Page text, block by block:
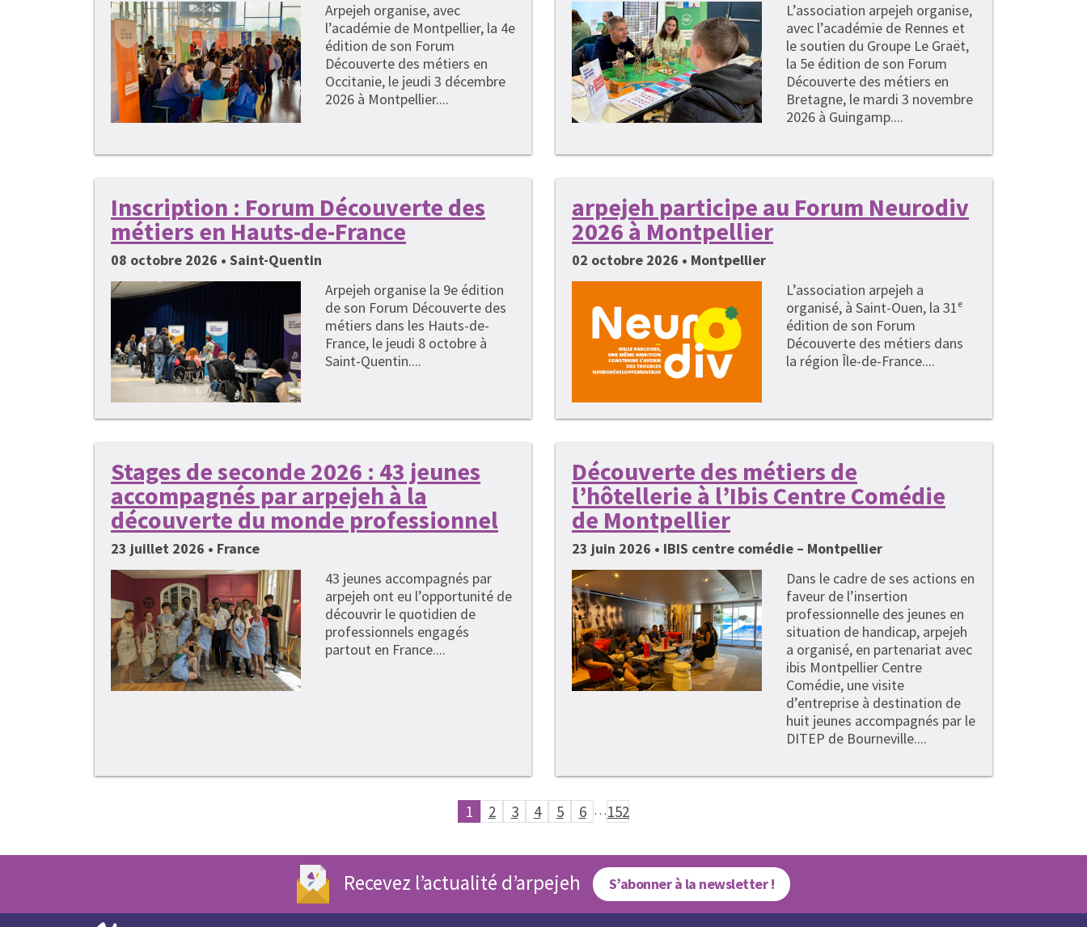
Arpejeh organise, avec
l’académie de Montpellier, la 4e
édition de son Forum
Découverte des métiers en
Occitanie, le jeudi 3 décembre
2026 à Montpellier....
L’association arpejeh organise,
avec l’académie de Rennes et
le soutien du Groupe Le Graët,
la 5e édition de son Forum
Découverte des métiers en
Bretagne, le mardi 3 novembre
2026 à Guingamp....
Inscription : Forum Découverte des
métiers en Hauts-de-France
08 octobre 2026 • Saint-Quentin
Arpejeh organise la 9e édition
de son Forum Découverte des
métiers dans les Hauts-de-
France, le jeudi 8 octobre à
Saint-Quentin....
arpejeh participe au Forum Neurodiv
2026 à Montpellier
02 octobre 2026 • Montpellier
L’association arpejeh a
organisé, à Saint-Ouen, la 31ᵉ
édition de son Forum
Découverte des métiers dans
la région Île-de-France....
Stages de seconde 2026 : 43 jeunes
accompagnés par arpejeh à la
découverte du monde professionnel
23 juillet 2026 • France
43 jeunes accompagnés par
arpejeh ont eu l’opportunité de
découvrir le quotidien de
professionnels engagés
partout en France....
Découverte des métiers de
l’hôtellerie à l’Ibis Centre Comédie
de Montpellier
23 juin 2026 • IBIS centre comédie – Montpellier
Dans le cadre de ses actions en
faveur de l’insertion
professionnelle des jeunes en
situation de handicap, arpejeh
a organisé, en partenariat avec
ibis Montpellier Centre
Comédie, une visite
d’entreprise à destination de
huit jeunes accompagnés par le
DITEP de Bourneville....
1 2 3 4 5 6 …152
Recevez l’actualité d’arpejeh S’abonner à la newsletter !